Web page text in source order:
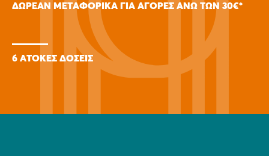
ΔΩΡΕΑΝ ΜΕΤΑΦΟΡΙΚΑ ΓΙΑ ΑΓΟΡΕΣ ΑΝΩ ΤΩΝ 30€*
6 ΑΤΟΚΕΣ ΔΟΣΕΙΣ